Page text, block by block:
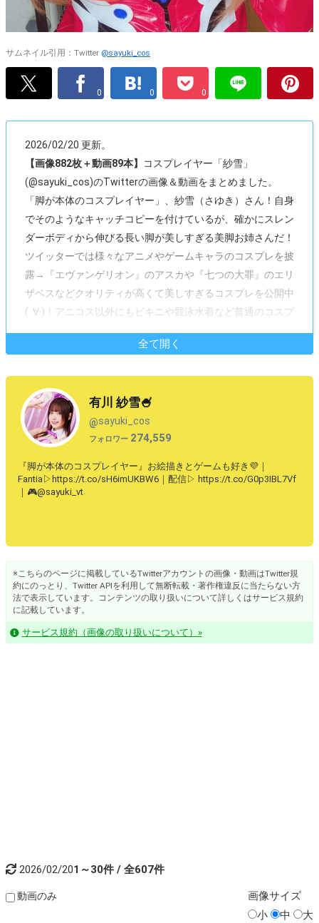
サムネイル引用：Twitter @sayuki_cos
0 0 0
2026/02/20 更新。
【画像882枚＋動画89本】
コスプレイヤー「紗雪」
(@sayuki_cos)のTwitterの画像＆動画をまとめました。
「脚が本体のコスプレイヤー」、紗雪（さゆき）さん！自身
でそのようなキャッチコピーを付けているが、確かにスレン
ダーボディから伸びる長い脚が美しすぎる美脚お姉さんだ！
ツイッターでは様々なアニメやゲームキャラのコスプレを披
露→『エヴァンゲリオン』のアスカや『七つの大罪』のエリ
ザベスなどクオリティが高くて美しすぎるコスプレを公開中
( ·∀·)！アニコス以外にもビキニや競泳水着など普通のコスプ
全て開く
有川 紗雪🍧
@sayuki_cos
フォロワー 274,559
『脚が本体のコスプレイヤー』お絵描きとゲームも好き💜｜
Fantia▷https://t.co/sH6imUKBW6｜配信▷ https://t.co/G0p3IBL7Vf
｜🎮@sayuki_vt
※こちらのページに掲載しているTwitterアカウントの画像・動画はTwitter規
約にのっとり、Twitter APIを利用して無断転載・著作権違反に当たらない方
法で表示しています。コンテンツの取り扱いについて詳しくはサービス規約
に記載しています。
サービス規約（画像の取り扱いについて）»
2026/02/201～30件 / 全607件
動画のみ 画像サイズ
小
中 大